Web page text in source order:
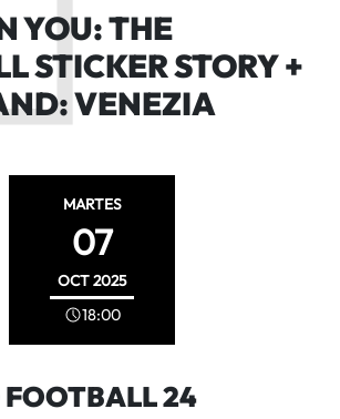
YOU: THE
STICKER STORY +
VENEZIA
MARTES
07
OCT2025
18:00
24